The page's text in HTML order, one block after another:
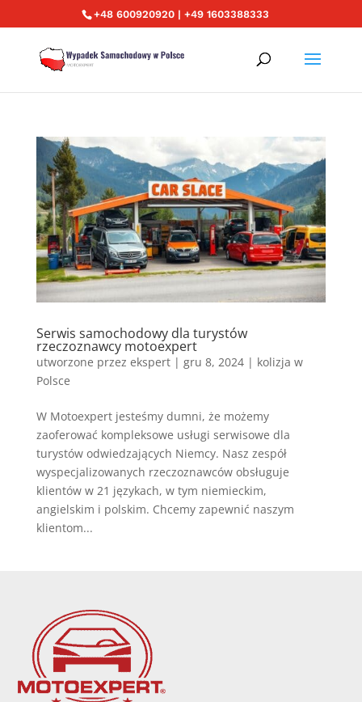
+48 600920920 | +49 1603388333
Serwis samochodowy dla turystów
rzeczoznawcy motoexpert
utworzone przez ekspert| gru 8, 2024| kolizja w
Polsce
W Motoexpert jesteśmy dumni, że możemy
zaoferować kompleksowe usługi serwisowe dla
turystów odwiedzających Niemcy. Nasz zespół
wyspecjalizowanych rzeczoznawców obsługuje
klientów w 21 językach, w tym niemieckim,
angielskim i polskim. Chcemy zapewnić naszym
klientom...